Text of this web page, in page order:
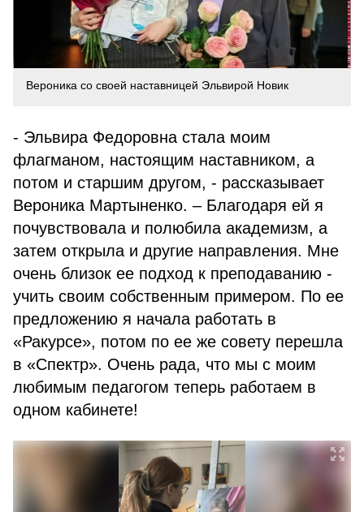
Вероника со своей наставницей Эльвирой Новик
- Эльвира Федоровна стала моим
флагманом, настоящим наставником, а
потом и старшим другом, - рассказывает
Вероника Мартыненко. – Благодаря ей я
почувствовала и полюбила академизм, а
затем открыла и другие направления. Мне
очень близок ее подход к преподаванию -
учить своим собственным примером. По ее
предложению я начала работать в
«Ракурсе», потом по ее же совету перешла
в «Спектр». Очень рада, что мы с моим
любимым педагогом теперь работаем в
одном кабинете!